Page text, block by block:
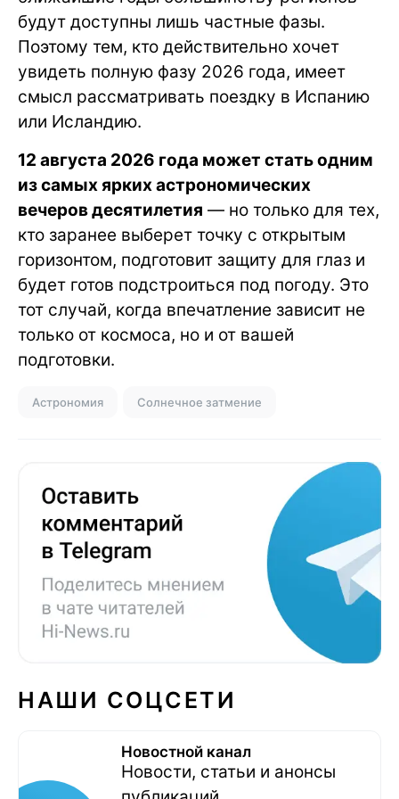
будут доступны лишь частные фазы.
Поэтому тем, кто действительно хочет
увидеть полную фазу 2026 года, имеет
смысл рассматривать поездку в Испанию
или Исландию.
12 августа 2026 года может стать одним
из самых ярких астрономических
вечеров десятилетия — но только для тех,
кто заранее выберет точку с открытым
горизонтом, подготовит защиту для глаз и
будет готов подстроиться под погоду. Это
тот случай, когда впечатление зависит не
только от космоса, но и от вашей
подготовки.
Астрономия Солнечное затмение
НАШИ СОЦСЕТИ
Новостной канал
Новости, статьи и анонсы